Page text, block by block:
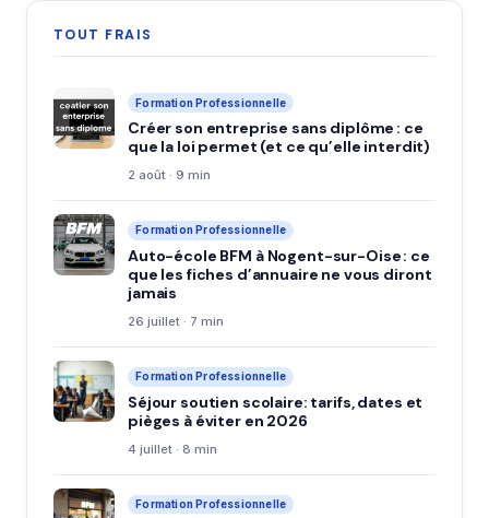
TOUT FRAIS
Formation Professionnelle
Créer son entreprise sans diplôme : ce
que la loi permet (et ce qu’elle interdit)
2 août · 9 min
Formation Professionnelle
Auto-école BFM à Nogent-sur-Oise : ce
que les fiches d’annuaire ne vous diront
jamais
26 juillet · 7 min
Formation Professionnelle
Séjour soutien scolaire: tarifs, dates et
pièges à éviter en 2026
4 juillet · 8 min
Formation Professionnelle